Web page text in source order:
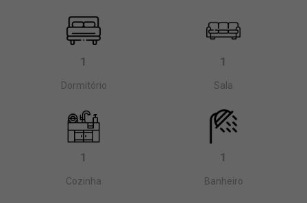
1
Dormitório
1
Sala
1
Cozinha
1
Banheiro